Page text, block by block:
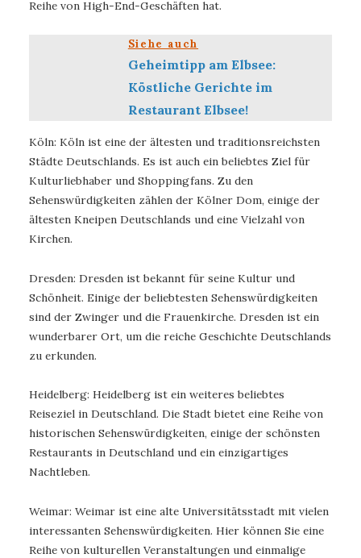
Reihe von High-End-Geschäften hat.
Siehe auch
Geheimtipp am Elbsee:
Köstliche Gerichte im
Restaurant Elbsee!
Köln: Köln ist eine der ältesten und traditionsreichsten
Städte Deutschlands. Es ist auch ein beliebtes Ziel für
Kulturliebhaber und Shoppingfans. Zu den
Sehenswürdigkeiten zählen der Kölner Dom, einige der
ältesten Kneipen Deutschlands und eine Vielzahl von
Kirchen.
Dresden: Dresden ist bekannt für seine Kultur und
Schönheit. Einige der beliebtesten Sehenswürdigkeiten
sind der Zwinger und die Frauenkirche. Dresden ist ein
wunderbarer Ort, um die reiche Geschichte Deutschlands
zu erkunden.
Heidelberg: Heidelberg ist ein weiteres beliebtes
Reiseziel in Deutschland. Die Stadt bietet eine Reihe von
historischen Sehenswürdigkeiten, einige der schönsten
Restaurants in Deutschland und ein einzigartiges
Nachtleben.
Weimar: Weimar ist eine alte Universitätsstadt mit vielen
interessanten Sehenswürdigkeiten. Hier können Sie eine
Reihe von kulturellen Veranstaltungen und einmalige